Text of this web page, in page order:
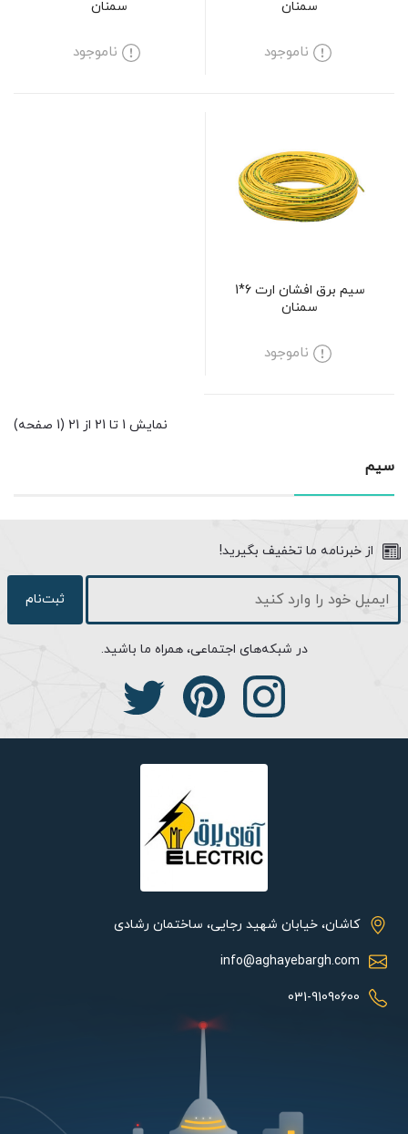
سمنان
ناموجود
سمنان
ناموجود
سیم برق افشان ارت 6*1
سمنان
ناموجود
نمایش 1 تا 21 از 21 (1 صفحه)
سیم
از خبرنامه ما تخفیف بگیرید!
ثبت‌نام
در شبکه‌های اجتماعی، همراه ما باشید.
کاشان، خیابان شهید رجایی، ساختمان رشادی
info@aghayebargh.com
031-91090600